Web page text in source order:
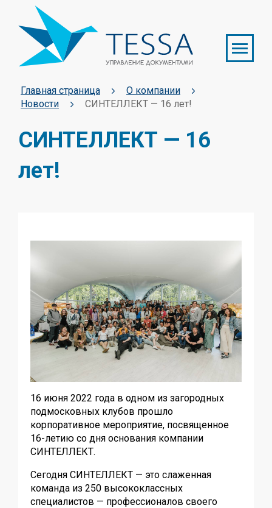
Главная страница
О компании
Новости
СИНТЕЛЛЕКТ — 16 лет!
СИНТЕЛЛЕКТ — 16
лет!
16 июня 2022 года в одном из загородных
подмосковных клубов прошло
корпоративное мероприятие, посвященное
16-летию со дня основания компании
СИНТЕЛЛЕКТ.
Сегодня СИНТЕЛЛЕКТ — это слаженная
команда из 250 высококлассных
специалистов — профессионалов своего